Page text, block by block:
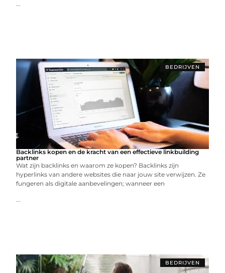
...
BEDRIJVEN
Backlinks kopen en de kracht van een effectieve linkbuilding
partner
Wat zijn backlinks en waarom ze kopen? Backlinks zijn
hyperlinks van andere websites die naar jouw site verwijzen. Ze
fungeren als digitale aanbevelingen; wanneer een
...
BEDRIJVEN